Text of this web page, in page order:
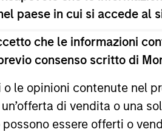
paese in cui si accede al
che le informazioni
consenso scritto di
o le opinioni contenute nel
di vendita o una
possono essere offerti o
contiene informazioni relative ai
è un organismo d’investimento
ai comparti, le richieste di
chiave (“KID”) o del
o altri documenti disponibili sul
Centre, 6B route de
agli aspetti di sostenibilità del